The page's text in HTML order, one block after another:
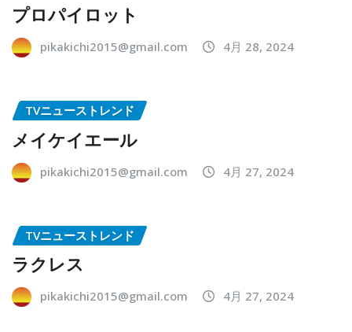
プロパイロット
pikakichi2015@gmail.com 4月 28, 2024
TVニューストレンド
メイケイエール
pikakichi2015@gmail.com 4月 27, 2024
TVニューストレンド
ラクレス
pikakichi2015@gmail.com 4月 27, 2024